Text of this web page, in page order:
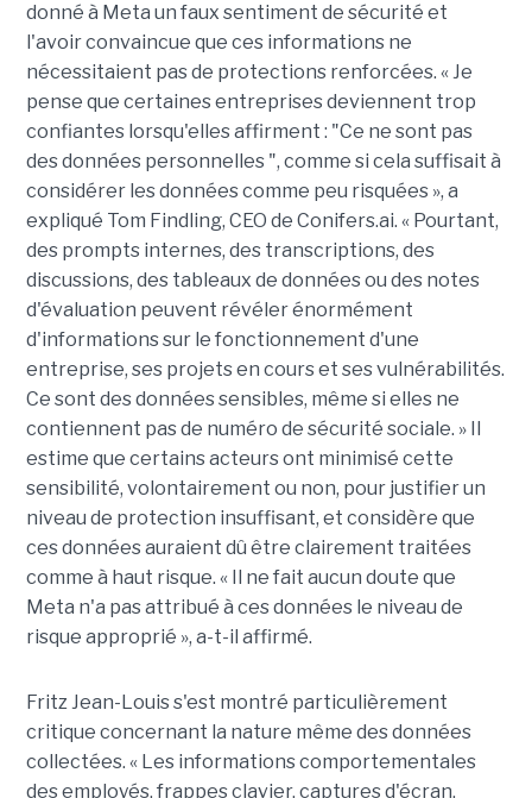
donné à Meta un faux sentiment de sécurité et
l'avoir convaincue que ces informations ne
nécessitaient pas de protections renforcées. « Je
pense que certaines entreprises deviennent trop
confiantes lorsqu'elles affirment : "Ce ne sont pas
des données personnelles ", comme si cela suffisait à
considérer les données comme peu risquées », a
expliqué Tom Findling, CEO de Conifers.ai. « Pourtant,
des prompts internes, des transcriptions, des
discussions, des tableaux de données ou des notes
d'évaluation peuvent révéler énormément
d'informations sur le fonctionnement d'une
entreprise, ses projets en cours et ses vulnérabilités.
Ce sont des données sensibles, même si elles ne
contiennent pas de numéro de sécurité sociale. » Il
estime que certains acteurs ont minimisé cette
sensibilité, volontairement ou non, pour justifier un
niveau de protection insuffisant, et considère que
ces données auraient dû être clairement traitées
comme à haut risque. « Il ne fait aucun doute que
Meta n'a pas attribué à ces données le niveau de
risque approprié », a-t-il affirmé.
Fritz Jean-Louis s'est montré particulièrement
critique concernant la nature même des données
collectées. « Les informations comportementales
des employés, frappes clavier, captures d'écran,